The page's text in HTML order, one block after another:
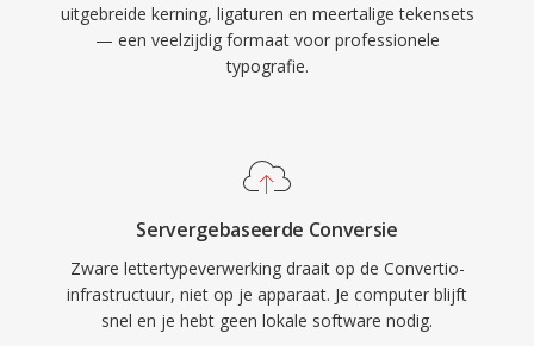
uitgebreide kerning, ligaturen en meertalige tekensets
— een veelzijdig formaat voor professionele
typografie.
Servergebaseerde Conversie
Zware lettertypeverwerking draait op de Convertio-
infrastructuur, niet op je apparaat. Je computer blijft
snel en je hebt geen lokale software nodig.